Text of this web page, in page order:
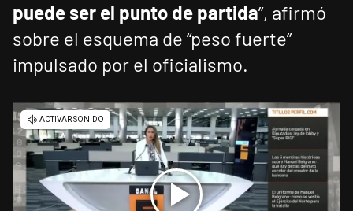
puede ser el punto de partida”, afirmó
sobre el esquema de “peso fuerte”
impulsado por el oficialismo.